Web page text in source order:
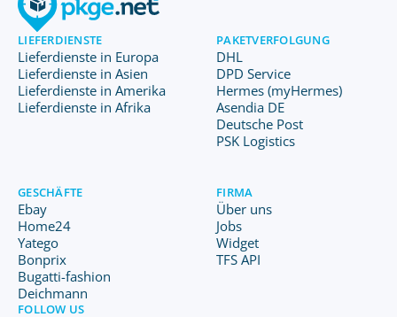
LIEFERDIENSTE
Lieferdienste in Europa
Lieferdienste in Asien
Lieferdienste in Amerika
Lieferdienste in Afrika
PAKETVERFOLGUNG
DHL
DPD Service
Hermes (myHermes)
Asendia DE
Deutsche Post
PSK Logistics
GESCHÄFTE
Ebay
Home24
Yatego
Bonprix
Bugatti-fashion
Deichmann
FIRMA
Über uns
Jobs
Widget
TFS API
FOLLOW US